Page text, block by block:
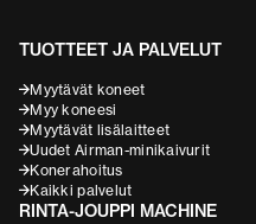
TUOTTEET JA PALVELUT
Myytävät koneet
Myy koneesi
Myytävät lisälaitteet
Uudet Airman-minikaivurit
Konerahoitus
Kaikki palvelut
RINTA-JOUPPI MACHINE